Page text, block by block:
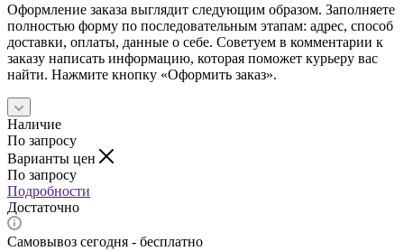
Оформление заказа выглядит следующим образом. Заполняете
полностью форму по последовательным этапам: адрес, способ
доставки, оплаты, данные о себе. Советуем в комментарии к
заказу написать информацию, которая поможет курьеру вас
найти. Нажмите кнопку «Оформить заказ».
Наличие
По запросу
Варианты цен
По запросу
Подробности
Достаточно
Самовывоз сегодня - бесплатно